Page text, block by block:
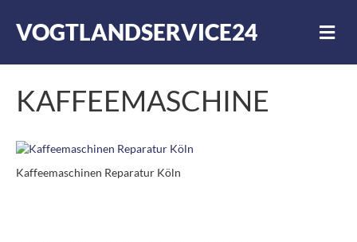
VOGTLANDSERVICE24 N
A
V
KAFFEEMASCHINE
Kaffeemaschinen Reparatur Köln